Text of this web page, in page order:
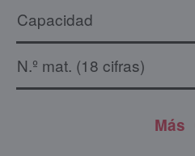
Capacidad
N.º mat. (18 cifras)
Más